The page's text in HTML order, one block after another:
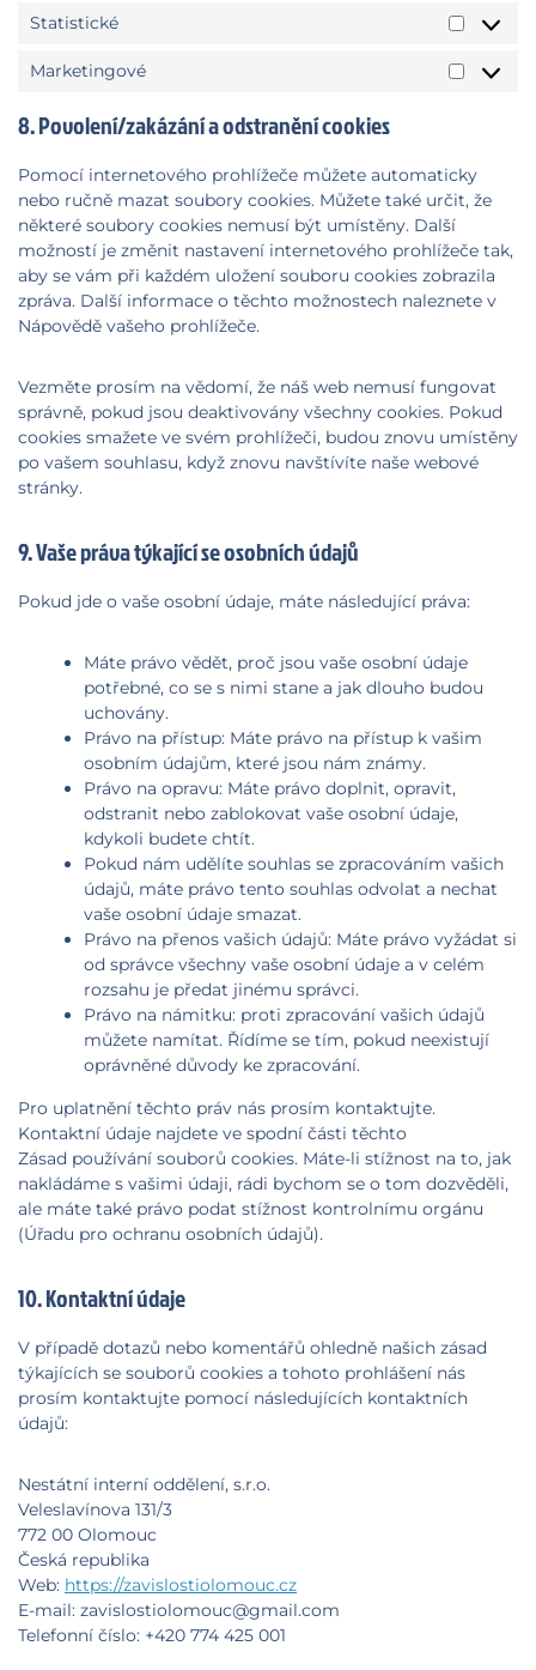
Statistické
Marketingové
8. Povolení/zakázání a odstranění cookies
Pomocí internetového prohlížeče můžete automaticky
nebo ručně mazat soubory cookies. Můžete také určit, že
některé soubory cookies nemusí být umístěny. Další
možností je změnit nastavení internetového prohlížeče tak,
aby se vám při každém uložení souboru cookies zobrazila
zpráva. Další informace o těchto možnostech naleznete v
Nápovědě vašeho prohlížeče.
Vezměte prosím na vědomí, že náš web nemusí fungovat
správně, pokud jsou deaktivovány všechny cookies. Pokud
cookies smažete ve svém prohlížeči, budou znovu umístěny
po vašem souhlasu, když znovu navštívíte naše webové
stránky.
9. Vaše práva týkající se osobních údajů
Pokud jde o vaše osobní údaje, máte následující práva:
Máte právo vědět, proč jsou vaše osobní údaje
potřebné, co se s nimi stane a jak dlouho budou
uchovány.
Právo na přístup: Máte právo na přístup k vašim
osobním údajům, které jsou nám známy.
Právo na opravu: Máte právo doplnit, opravit,
odstranit nebo zablokovat vaše osobní údaje,
kdykoli budete chtít.
Pokud nám udělíte souhlas se zpracováním vašich
údajů, máte právo tento souhlas odvolat a nechat
vaše osobní údaje smazat.
Právo na přenos vašich údajů: Máte právo vyžádat si
od správce všechny vaše osobní údaje a v celém
rozsahu je předat jinému správci.
Právo na námitku: proti zpracování vašich údajů
můžete namítat. Řídíme se tím, pokud neexistují
oprávněné důvody ke zpracování.
Pro uplatnění těchto práv nás prosím kontaktujte.
Kontaktní údaje najdete ve spodní části těchto
Zásad používání souborů cookies. Máte-li stížnost na to, jak
nakládáme s vašimi údaji, rádi bychom se o tom dozvěděli,
ale máte také právo podat stížnost kontrolnímu orgánu
(Úřadu pro ochranu osobních údajů).
10. Kontaktní údaje
V případě dotazů nebo komentářů ohledně našich zásad
týkajících se souborů cookies a tohoto prohlášení nás
prosím kontaktujte pomocí následujících kontaktních
údajů:
Nestátní interní oddělení, s.r.o.
Veleslavínova 131/3
772 00 Olomouc
Česká republika
Web: https://zavislostiolomouc.cz
E-mail: zavislostiolomouc@gmail.com
Telefonní číslo: +420 774 425 001